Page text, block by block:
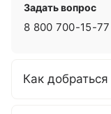
Задать вопрос
8 800 700-15-77
Как